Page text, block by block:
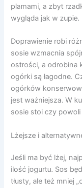
plamami, a zbyt
wygląda jak w zupie.
Doprawienie robi
sosie wzmacnia
ostrości, a odrobina
ogórki są łagodne.
ogórków
jest ważniejsza. W
sosie stoi czy powoli
Lżejsze i
Jeśli ma być lżej,
ilość jogurtu. Sos
tłusty, ale też mniej